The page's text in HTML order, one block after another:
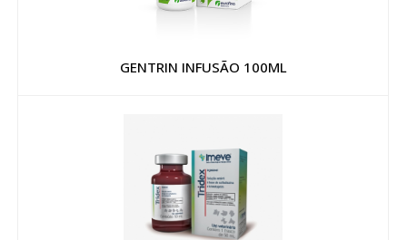
GENTRIN INFUSÃO 100ML